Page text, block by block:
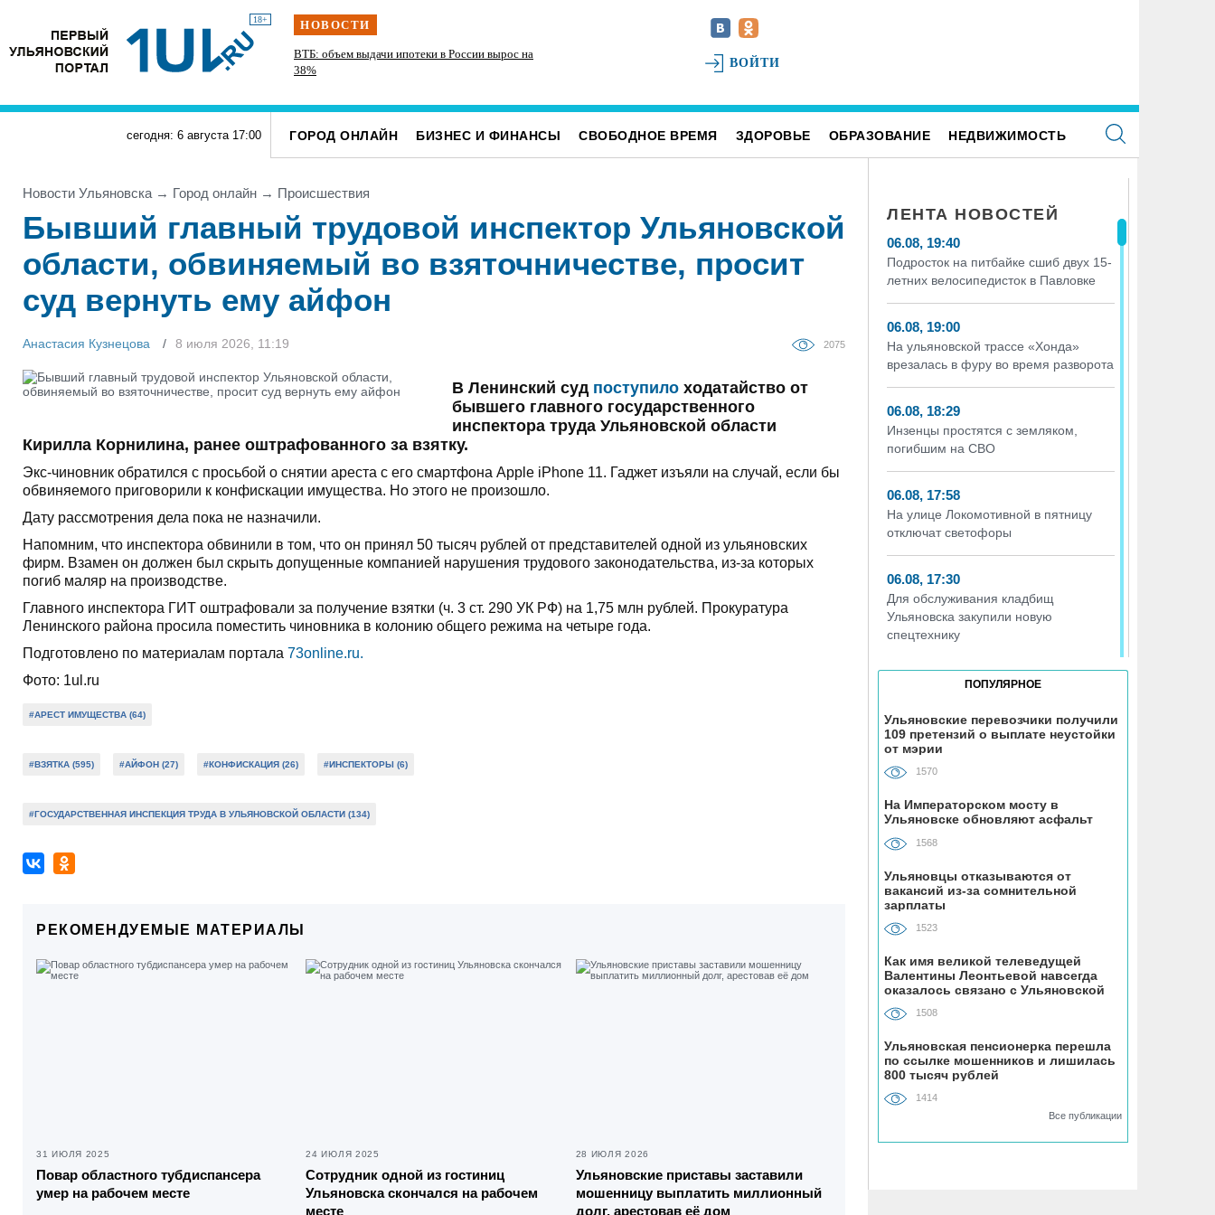
18+ НОВОСТИ
ВТБ: объем выдачи ипотеки в России вырос на
38%
ВОЙТИ
сегодня: 6 августа 17:00 ГОРОД ОНЛАЙН БИЗНЕС И ФИНАНСЫ СВОБОДНОЕ ВРЕМЯ ЗДОРОВЬЕ ОБРАЗОВАНИЕ НЕДВИЖИМОСТЬ
Новости Ульяновска → Город онлайн → Проиcшествия
Бывший главный трудовой инспектор Ульяновской
области, обвиняемый во взяточничестве, просит
суд вернуть ему айфон
Анастасия Кузнецова 8 июля 2026, 11:19 2075
В Ленинский суд поступило ходатайство от
бывшего главного государственного
инспектора труда Ульяновской области
Кирилла Корнилина, ранее оштрафованного за взятку.
Экс-чиновник обратился с просьбой о снятии ареста с его смартфона Apple iPhone 11. Гаджет изъяли на случай, если бы
обвиняемого приговорили к конфискации имущества. Но этого не произошло.
Дату рассмотрения дела пока не назначили.
Напомним, что инспектора обвинили в том, что он принял 50 тысяч рублей от представителей одной из ульяновских
фирм. Взамен он должен был скрыть допущенные компанией нарушения трудового законодательства, из-за которых
погиб маляр на производстве.
Главного инспектора ГИТ оштрафовали за получение взятки (ч. 3 ст. 290 УК РФ) на 1,75 млн рублей. Прокуратура
Ленинского района просила поместить чиновника в колонию общего режима на четыре года.
Подготовлено по материалам портала 73online.ru.
Фото: 1ul.ru
#АРЕСТ ИМУЩЕСТВА (64)
#ВЗЯТКА (595) #АЙФОН (27) #КОНФИСКАЦИЯ (26) #ИНСПЕКТОРЫ (6)
#ГОСУДАРСТВЕННАЯ ИНСПЕКЦИЯ ТРУДА В УЛЬЯНОВСКОЙ ОБЛАСТИ (134)
РЕКОМЕНДУЕМЫЕ МАТЕРИАЛЫ
31 ИЮЛЯ 2025
Повар областного тубдиспансера
умер на рабочем месте
24 ИЮЛЯ 2025
Сотрудник одной из гостиниц
Ульяновска скончался на рабочем
месте
28 ИЮЛЯ 2026
Ульяновские приставы заставили
мошенницу выплатить миллионный
долг, арестовав её дом
ЛЕНТА НОВОСТЕЙ
06.08, 19:40
Подросток на питбайке сшиб двух 15-
летних велосипедисток в Павловке
06.08, 19:00
На ульяновской трассе «Хонда»
врезалась в фуру во время разворота
06.08, 18:29
Инзенцы простятся с земляком,
погибшим на СВО
06.08, 17:58
На улице Локомотивной в пятницу
отключат светофоры
06.08, 17:30
Для обслуживания кладбищ
Ульяновска закупили новую
спецтехнику
смена категорий кешбэка создает
волны спроса
06.08, 17:00
В ульяновской школе №7
устанавливают «умные» тренажёры с
QR-кодами
06.08, 16:22
В Ульяновске на месяц перекрыли
участок улицы Ефремова
06.08, 15:59
На здании травмпункта в Ульяновске
появилась мемориальная доска в
честь Рылеева
06.08, 15:29
Прокурор Теребунов нашёл
нарушения в ульяновской колонии
ПОПУЛЯРНОЕ
Ульяновские перевозчики получили
109 претензий о выплате неустойки
от мэрии
1570
На Императорском мосту в
Ульяновске обновляют асфальт
1568
Ульяновцы отказываются от
вакансий из-за сомнительной
зарплаты
1523
Как имя великой телеведущей
Валентины Леонтьевой навсегда
оказалось связано с Ульяновской
областью
1508
Ульяновская пенсионерка перешла
по ссылке мошенников и лишилась
800 тысяч рублей
1414
Все публикации